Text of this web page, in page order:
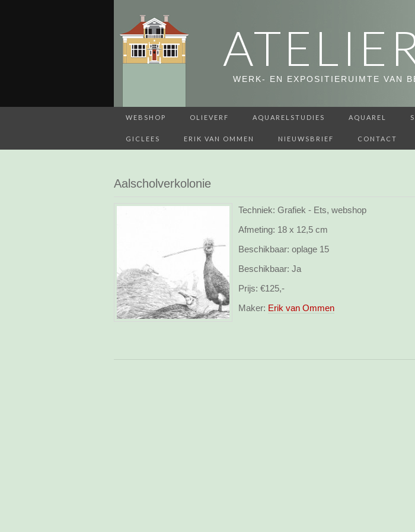
WERK- EN EXPOSITIERUIMTE VAN
WEBSHOP OLIEVERF AQUARELSTUDIES AQUAREL
GICLEES ERIK VAN OMMEN NIEUWSBRIEF CONTACT
Aalscholverkolonie
Techniek: Grafiek - Ets, webshop
Afmeting: 18 x 12,5 cm
Beschikbaar: oplage 15
Beschikbaar: Ja
Prijs: €125,-
Maker: Erik van Ommen